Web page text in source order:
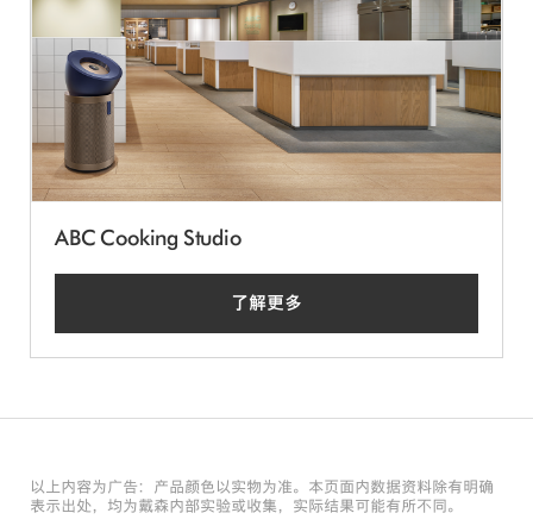
ABC Cooking Studio
了解更多
以上内容为广告：产品颜色以实物为准。本页面内数据资料除有明确
表示出处，均为戴森内部实验或收集，实际结果可能有所不同。